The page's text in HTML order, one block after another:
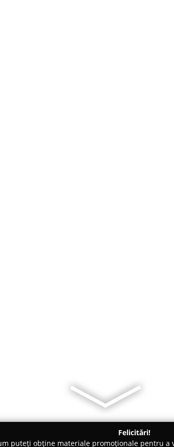
Felicitări!
puteți obține materiale promoționale pentru a